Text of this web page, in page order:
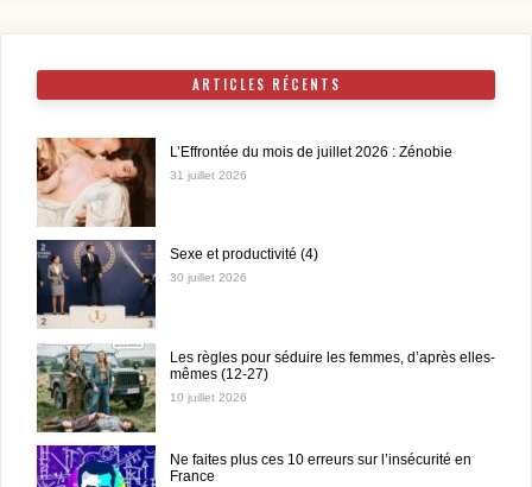
ARTICLES RÉCENTS
L’Effrontée du mois de juillet 2026 : Zénobie
31 juillet 2026
Sexe et productivité (4)
30 juillet 2026
Les règles pour séduire les femmes, d’après elles-
mêmes (12-27)
10 juillet 2026
Ne faites plus ces 10 erreurs sur l’insécurité en
France